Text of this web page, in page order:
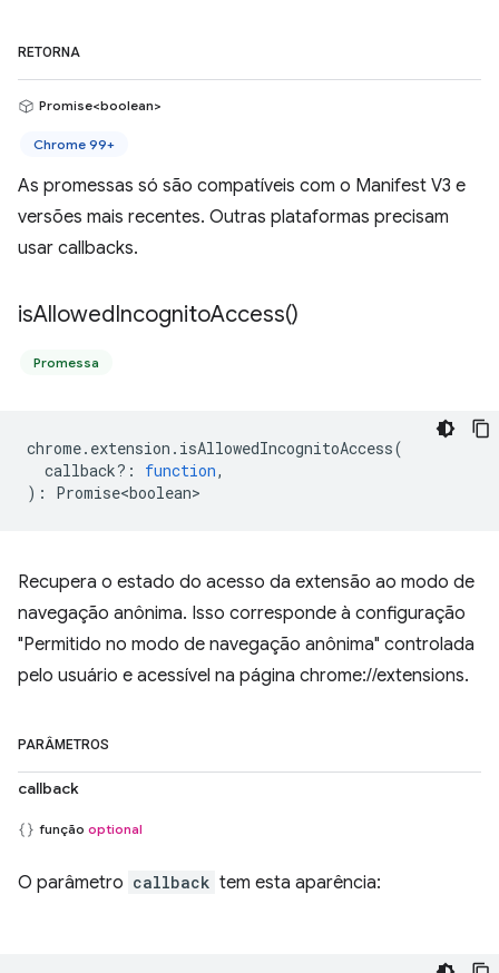
RETORNA
Promise<boolean>
Chrome 99+
As promessas só são compatíveis com o Manifest V3 e
versões mais recentes. Outras plataformas precisam
usar callbacks.
isAllowedIncognitoAccess()
Promessa
chrome. extension . isAllowedIncognitoAccess(
callback? : function,
) : Promise<boolean>
Recupera o estado do acesso da extensão ao modo de
navegação anônima. Isso corresponde à configuração
"Permitido no modo de navegação anônima" controlada
pelo usuário e acessível na página chrome://extensions.
PARÂMETROS
callback
função optional
O parâmetro callback tem esta aparência: